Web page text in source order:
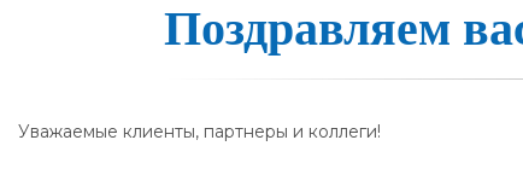
Поздравля­ем
Ува­жа­емые кли­ен­ты, пар­тне­ры и кол­ле­ги!